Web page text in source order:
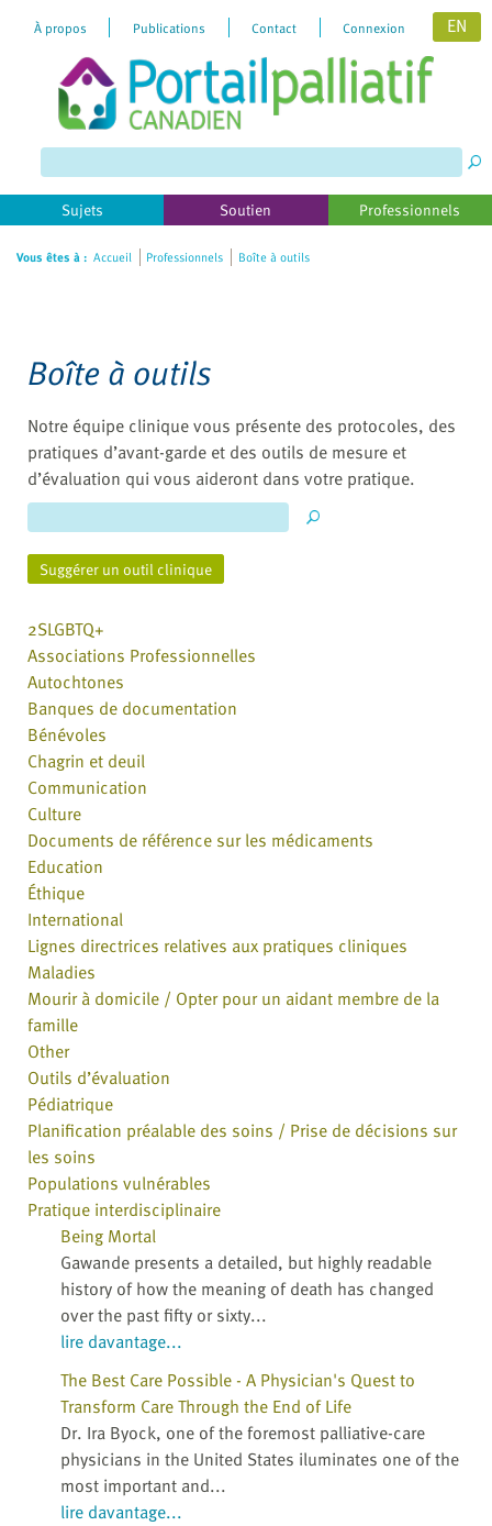
website
includes
an
accessibility
À propos Publications Contact Connexion EN
Sujets Soutien Professionnels
Vous êtes à : Accueil Professionnels Boîte à outils
Boîte à outils
Notre équipe clinique vous présente des protocoles, des
pratiques d’avant-garde et des outils de mesure et
d’évaluation qui vous aideront dans votre pratique.
Suggérer un outil clinique
2SLGBTQ+
Associations Professionnelles
Autochtones
Banques de documentation
Bénévoles
Chagrin et deuil
Communication
Culture
Documents de référence sur les médicaments
Education
Éthique
International
Lignes directrices relatives aux pratiques cliniques
Maladies
Mourir à domicile / Opter pour un aidant membre de la
famille
Other
Outils d’évaluation
Pédiatrique
Planification préalable des soins / Prise de décisions sur
les soins
Populations vulnérables
Pratique interdisciplinaire
Being Mortal
Gawande presents a detailed, but highly readable
history of how the meaning of death has changed
over the past fifty or sixty...
lire davantage...
The Best Care Possible - A Physician's Quest to
Transform Care Through the End of Life
Dr. Ira Byock, one of the foremost palliative-care
physicians in the United States iluminates one of the
most important and...
lire davantage...